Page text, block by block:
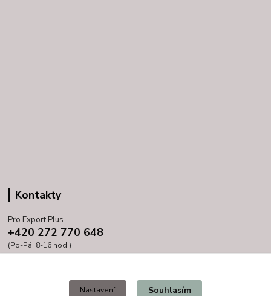
Kontakty
Pro Export Plus
+420 272 770 648
(Po-Pá, 8-16 hod.)
Nastavení Souhlasím